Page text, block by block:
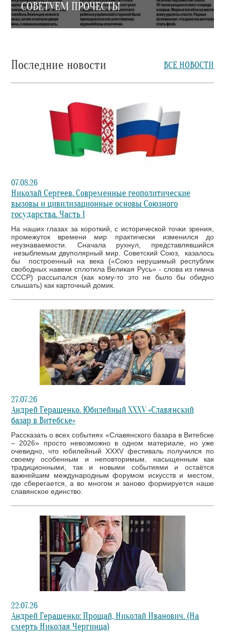
СОВЕТУЕМ ПРОЧЕСТЬ!
Последние новости ВСЕ НОВОСТИ
07.08.26
Николай Сергеев. Современные геополитические
вызовы и цивилизационные основы Союзного
государства. Часть 1
На наших глазах за короткий, с исторической точки зрения,
промежуток времени мир практически изменился до
неузнаваемости. Сначала рухнул, представлявшийся
незыблемым двуполярный мир. Советский Союз, казалось
бы построенный на века («Союз нерушимый республик
свободных навеки сплотила Великая Русь» - слова из гимна
СССР) рассыпался (как кому-то это не было бы обидно
слышать) как карточный домик.
27.07.26
Андрей Геращенко. Юбилейный XXXV «Славянский
базар в Витебске»
Рассказать о всех событиях «Славянского базара в Витебске
– 2026» просто невозможно в одном материале, но уже
очевидно, что юбилейный XXXV фестиваль получился по
своему особенным и неповторимым, насыщенным как
традиционными, так и новыми событиями и остаётся
важнейшим международным форумом искусств и местом,
где сберегается, а во многом и заново формируется наше
славянское единство.
22.07.26
Андрей Геращенко: Прощай, Николай Иванович. (На
смерть Николая Чергинца)